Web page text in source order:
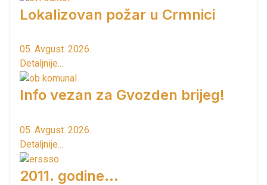
Lokalizovan požar u Crmnici
05. Avgust. 2026.
Detaljnije...
Info vezan za Gvozden brijeg!
05. Avgust. 2026.
Detaljnije...
2011. godine...